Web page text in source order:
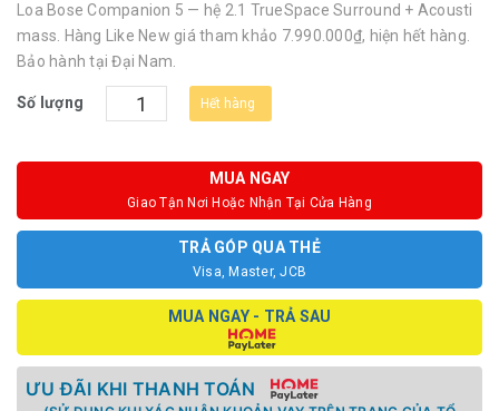
Loa Bose Companion 5 — hệ 2.1 TrueSpace Surround + Acousti
mass. Hàng Like New giá tham khảo 7.990.000₫, hiện hết hàng.
Bảo hành tại Đại Nam.
Số lượng Hết hàng
MUA NGAY
Giao Tận Nơi Hoặc Nhận Tại Cửa Hàng
TRẢ GÓP QUA THẺ
Visa, Master, JCB
MUA NGAY - TRẢ SAU
ƯU ĐÃI KHI THANH TOÁN